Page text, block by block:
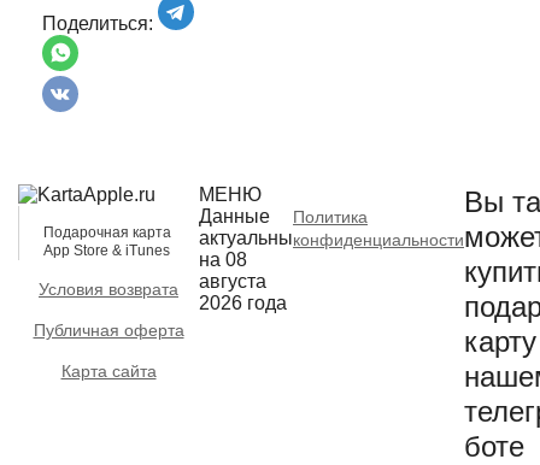
Поделиться:
Подарочная карта
App Store & iTunes
Условия возврата
Публичная оферта
Карта сайта
МЕНЮ
Данные
актуальны
на 08
августа
2026 года
Политика
конфиденциальности
Вы
боте